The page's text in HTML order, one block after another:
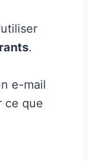
.
e-mail
ce que